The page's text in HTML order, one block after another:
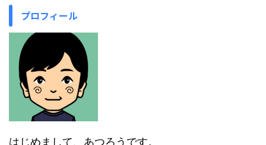
プロフィール
はじめまして、あつろうです。